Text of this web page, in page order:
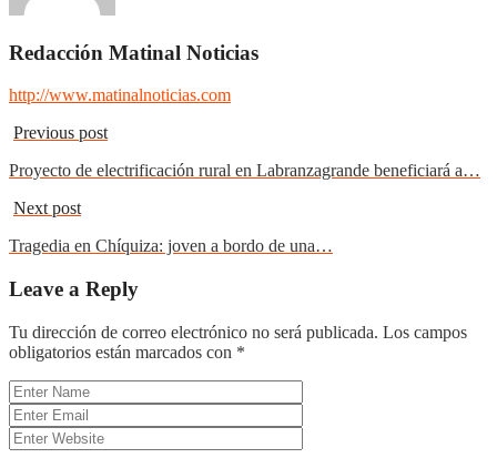
Redacción Matinal Noticias
http://www.matinalnoticias.com
Previous post
Proyecto de electrificación rural en Labranzagrande beneficiará a…
Next post
Tragedia en Chíquiza: joven a bordo de una…
Leave a Reply
Tu dirección de correo electrónico no será publicada. Los campos
obligatorios están marcados con *